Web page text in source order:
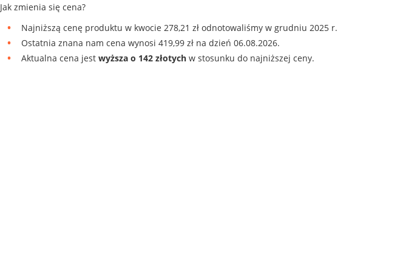
Jak zmienia się cena?
Najniższą cenę produktu w kwocie 278,21 zł odnotowaliśmy w grudniu 2025 r.
Ostatnia znana nam cena wynosi 419,99 zł na dzień 06.08.2026.
Aktualna cena jestwyższa o 142 złotych w stosunku do najniższej ceny.